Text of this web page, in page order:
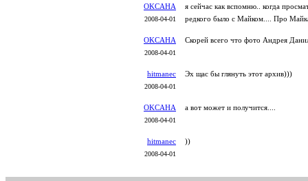
OKCAHA
2008-04-01
я сейчас как вспомню.. когда
редкого было с Майком.... Про
OKCAHA
2008-04-01
Скорей всего что фото Андрея
hitmanec
2008-04-01
Эх щас бы глянуть этот архив)))
OKCAHA
2008-04-01
а вот может и получится....
hitmanec
2008-04-01
))